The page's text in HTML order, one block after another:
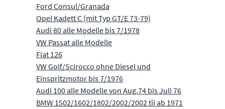
Ford Consul/Granada
Opel Kadett C (mit Typ GT/E 73-79)
Audi 80 alle Modelle bis 7/1978
VW Passat alle Modelle
Fiat 126
VW Golf/Scirocco ohne Diesel und
Einspritzmotor bis 7/1976
Audi 100 alle Modelle von Aug.74 bis Juli 76
BMW 1502/1602/1802/2002/2002 tii ab 1971